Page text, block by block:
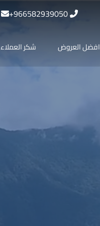
966582939050+
افضل العروض شكر العملاء